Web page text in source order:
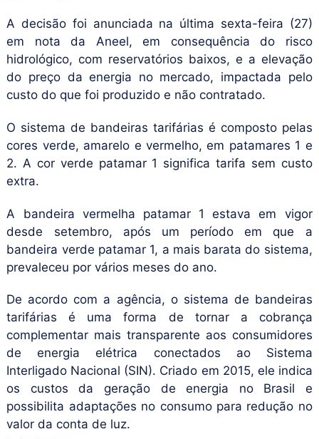
A decisão foi anunciada na última sexta-feira (27)
em nota da Aneel, em consequência do risco
hidrológico, com reservatórios baixos, e a elevação
do preço da energia no mercado, impactada pelo
custo do que foi produzido e não contratado.
O sistema de bandeiras tarifárias é composto pelas
cores verde, amarelo e vermelho, em patamares 1 e
2. A cor verde patamar 1 significa tarifa sem custo
extra.
A bandeira vermelha patamar 1 estava em vigor
desde setembro, após um período em que a
bandeira verde patamar 1, a mais barata do sistema,
prevaleceu por vários meses do ano.
De acordo com a agência, o sistema de bandeiras
tarifárias é uma forma de tornar a cobrança
complementar mais transparente aos consumidores
de energia elétrica conectados ao Sistema
Interligado Nacional (SIN). Criado em 2015, ele indica
os custos da geração de energia no Brasil e
possibilita adaptações no consumo para redução no
valor da conta de luz.